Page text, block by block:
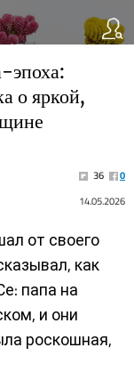
эпоха:
о яркой,
36
0
14.05.2026
от своего
как
папа на
и они
роскошная,